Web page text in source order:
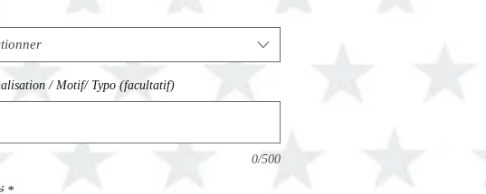
/ Motif/ Typo (facultatif)
0/500
*